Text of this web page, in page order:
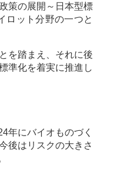
策の展開～日本型標
ロット分野の一つと
を踏まえ、それに後
準化を着実に推進し
年にバイオものづく
後はリスクの大きさ